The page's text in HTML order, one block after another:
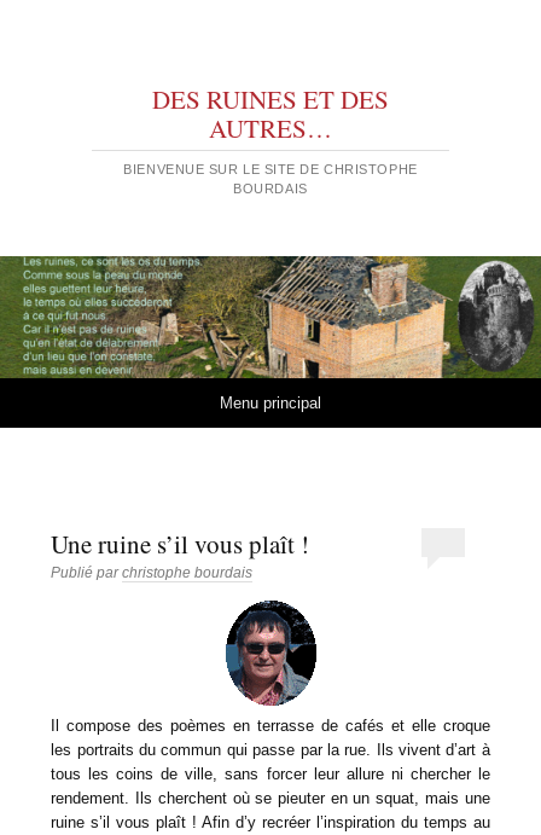
DES RUINES ET DES
AUTRES…
BIENVENUE SUR LE SITE DE CHRISTOPHE
BOURDAIS
Menu principal
Une ruine s’il vous plaît !
Publié parchristophe bourdais
Il compose des poèmes en terrasse de cafés et elle croque
les portraits du commun qui passe par la rue. Ils vivent d’art à
tous les coins de ville, sans forcer leur allure ni chercher le
rendement. Ils cherchent où se pieuter en un squat, mais une
ruine s’il vous plaît ! Afin d’y recréer l’inspiration du temps au